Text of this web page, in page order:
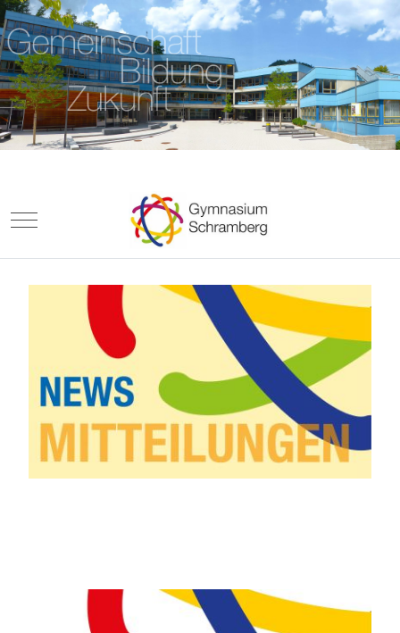
Mobile Menu Toggle